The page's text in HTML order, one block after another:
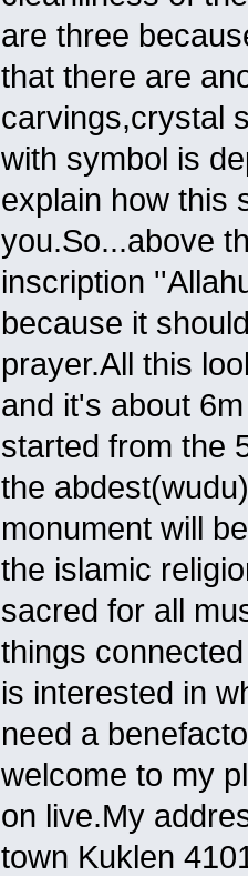
are three
that there are
carvings,crystal
with symbol is
explain how this
you.So...above
inscription
because it
prayer.All this
and it's about
started from the
the
monument will
the islamic
sacred for all
things
is interested in
need a
welcome to my
on live.My
town Kuklen